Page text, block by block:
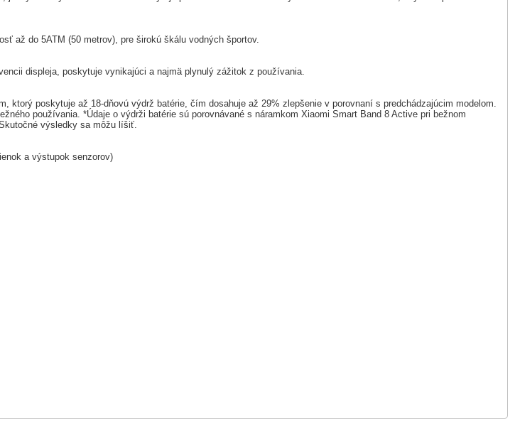
až do 5ATM (50 metrov), pre širokú škálu vodných športov.
displeja, poskytuje vynikajúci a najmä plynulý zážitok z používania.
ktorý poskytuje až 18-dňovú výdrž batérie, čím dosahuje až 29% zlepšenie v porovnaní s predchádzajúcim modelom.
používania. *Údaje o výdrži batérie sú porovnávané s náramkom Xiaomi Smart Band 8 Active pri bežnom
výsledky sa môžu líšiť.
a výstupok senzorov)